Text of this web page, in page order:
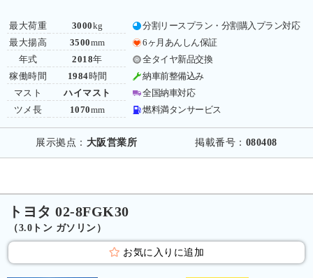
最大荷重
最大揚高
年式
稼働時間
マスト
ツメ長
3000kg
3500mm
2018年
1984時間
ハイマスト
1070mm
分割リースプラン・分割購入プラン対応
6ヶ月あんしん保証
全タイヤ新品交換
納車前整備込み
全国納車対応
燃料満タンサービス
展示拠点： 大阪営業所 掲載番号： 080408
トヨタ 02-8FGK30
（3.0トン ガソリン）
お気に入りに追加